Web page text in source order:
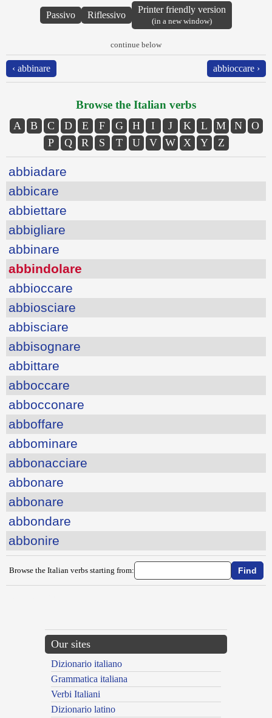
Passivo Riflessivo
Printer friendly version
(in a new window)
continue below
‹ abbinare abbioccare ›
Browse the Italian verbs
A B C D E F G H I J K L M N
O
P
Q R S T U V W X Y Z
abbiadare
abbicare
abbiettare
abbigliare
abbinare
abbindolare
abbioccare
abbiosciare
abbisciare
abbisognare
abbittare
abboccare
abbocconare
abboffare
abbominare
abbonacciare
abbonare
abbonare
abbondare
abbonire
Browse the Italian verbs starting from:
Our sites
Dizionario italiano
Grammatica italiana
Verbi Italiani
Dizionario latino